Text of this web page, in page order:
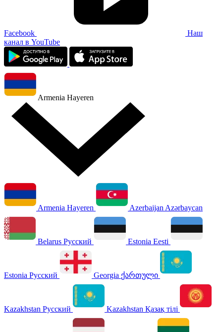
Facebook
Наш
канал в YouTube
Armenia Hayeren
Armenia Hayeren Azerbaijan Azərbaycan
Belarus Русский Estonia Eesti
Estonia Русский Georgia ქართული
Kazakhstan Русский Kazakhstan Қазақ тілі